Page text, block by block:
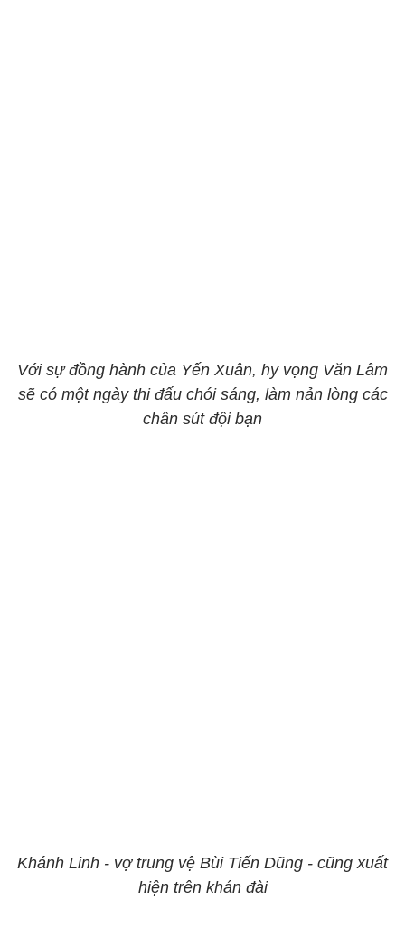
Với sự đồng hành của Yến Xuân, hy vọng Văn Lâm
sẽ có một ngày thi đấu chói sáng, làm nản lòng các
chân sút đội bạn
Khánh Linh - vợ trung vệ Bùi Tiến Dũng - cũng xuất
hiện trên khán đài